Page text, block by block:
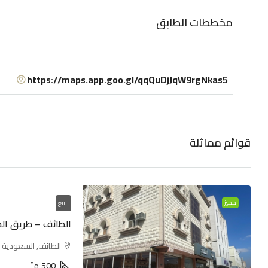
مخططات الطابق
https://maps.app.goo.gl/qqQuDjJqW9rgNkas5
قوائم مماثلة
مميز للبيع
الطائف – طريق
الطائف, السعودية